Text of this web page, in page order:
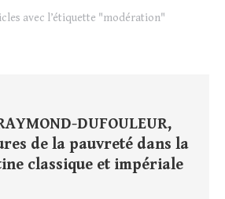
avec l’étiquette "modération"
DUFOULEUR,
de la pauvreté dans la
classique et impériale